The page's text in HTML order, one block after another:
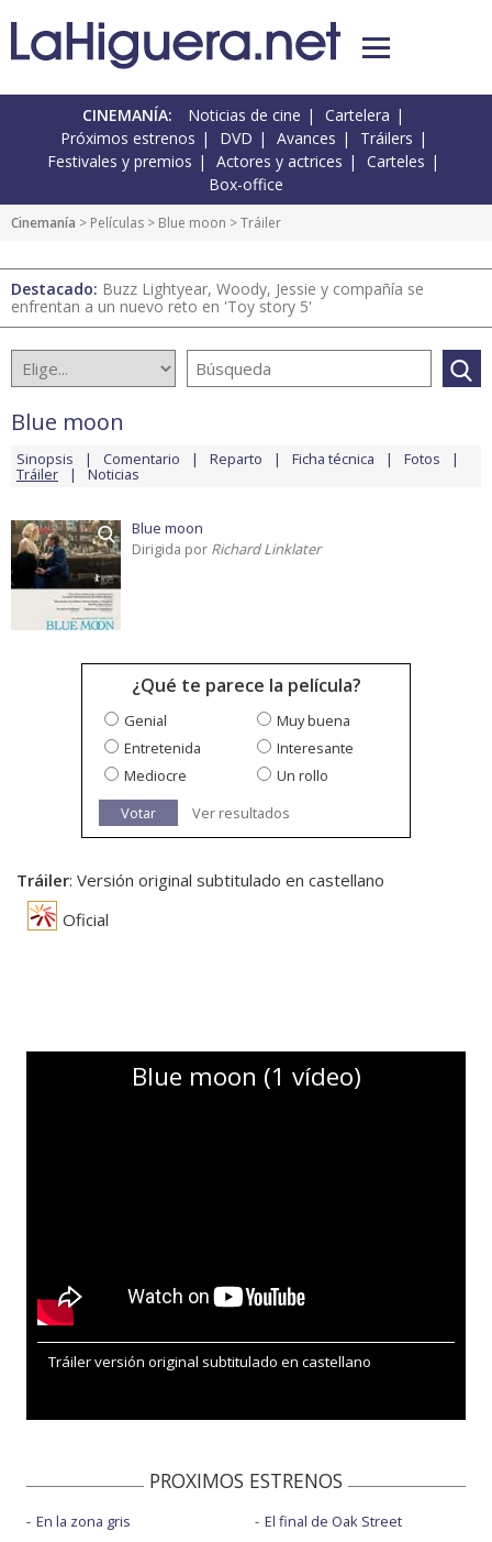
CINEMANÍA: Noticias de cine
Cartelera
Próximos estrenos
DVD Avances
Tráilers
Festivales y premios
Actores y actrices
Carteles
Box-office
Cinemanía > Películas > Blue moon > Tráiler
Destacado: Buzz Lightyear, Woody, Jessie y compañía se
enfrentan a un nuevo reto en 'Toy story 5'
Blue moon
Sinopsis Comentario Reparto Ficha técnica Fotos
Tráiler Noticias
Blue moon
Dirigida por Richard Linklater
¿Qué te parece la película?
Genial
Muy buena
Entretenida
Interesante
Mediocre
Un rollo
Votar
Ver resultados
Tráiler: Versión original subtitulado en castellano
Oficial
Blue moon (1 vídeo)
Tráiler versión original subtitulado en castellano
PROXIMOS ESTRENOS
En la zona gris
El final de Oak Street